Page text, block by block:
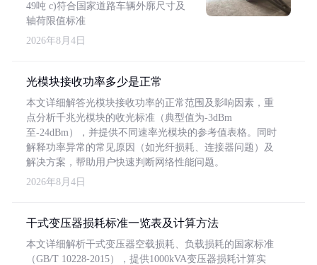
49吨 c)符合国家道路车辆外廓尺寸及
轴荷限值标准
2026年8月4日
光模块接收功率多少是正常
本文详细解答光模块接收功率的正常范围及影响因素，重
点分析千兆光模块的收光标准（典型值为-3dBm
至-24dBm），并提供不同速率光模块的参考值表格。同时
解释功率异常的常见原因（如光纤损耗、连接器问题）及
解决方案，帮助用户快速判断网络性能问题。
2026年8月4日
干式变压器损耗标准一览表及计算方法
本文详细解析干式变压器空载损耗、负载损耗的国家标准
（GB/T 10228-2015），提供1000kVA变压器损耗计算实